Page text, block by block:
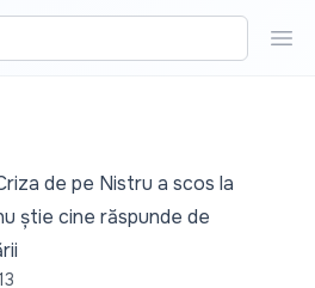
de pe Nistru a scos la
știe cine răspunde de